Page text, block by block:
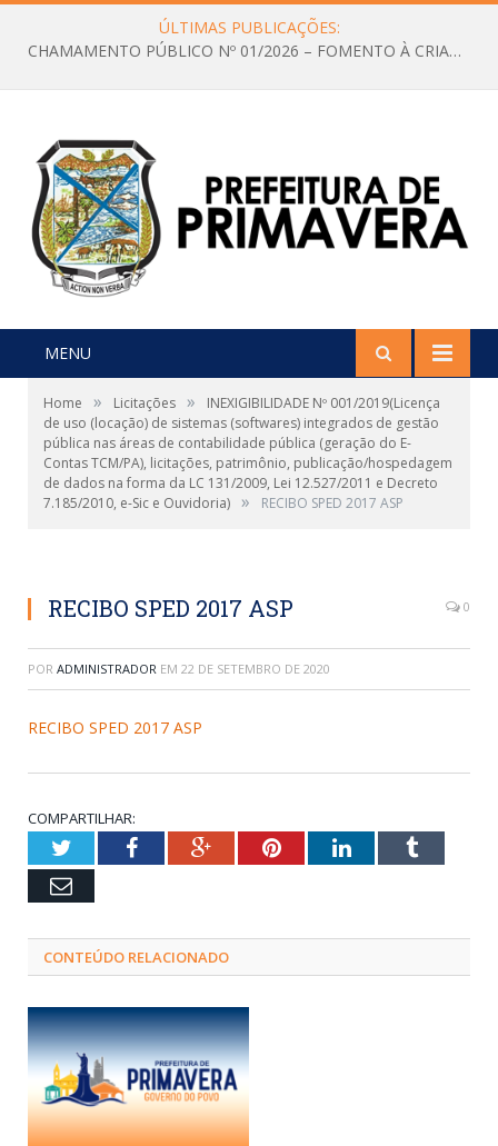
ÚLTIMAS PUBLICAÇÕES:
CHAMAMENTO PÚBLICO Nº 01/2026 – FOMENTO À CRIAÇÃO E A CIRCULAÇÃO DE PRODUÇÕES CULTURAIS – Aldir Blanc
MENU
Home » Licitações »
INEXIGIBILIDADE Nº 001/2019(Licença
de uso (locação) de sistemas (softwares) integrados de gestão
pública nas áreas de contabilidade pública (geração do E-
Contas TCM/PA), licitações, patrimônio, publicação/hospedagem
de dados na forma da LC 131/2009, Lei 12.527/2011 e Decreto
7.185/2010, e-Sic e Ouvidoria) » RECIBO SPED 2017 ASP
RECIBO SPED 2017 ASP 0
POR ADMINISTRADOR EM 22 DE SETEMBRO DE 2020
RECIBO SPED 2017 ASP
COMPARTILHAR:
TwitterFacebookGoogle+PinterestLinkedInTumblr
Email
CONTEÚDO RELACIONADO